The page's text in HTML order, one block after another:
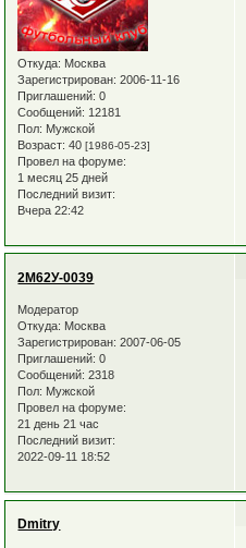
Откуда: Москва
Зарегистрирован: 2006-11-16
Приглашений: 0
Сообщений: 12181
Пол: Мужской
Возраст: 40[1986-05-23]
Провел на форуме:
1 месяц 25 дней
Последний визит:
Вчера 22:42
2М62У-0039
Модератор
Откуда: Москва
Зарегистрирован: 2007-06-05
Приглашений: 0
Сообщений: 2318
Пол: Мужской
Провел на форуме:
21 день 21 час
Последний визит:
2022-09-11 18:52
Dmitry